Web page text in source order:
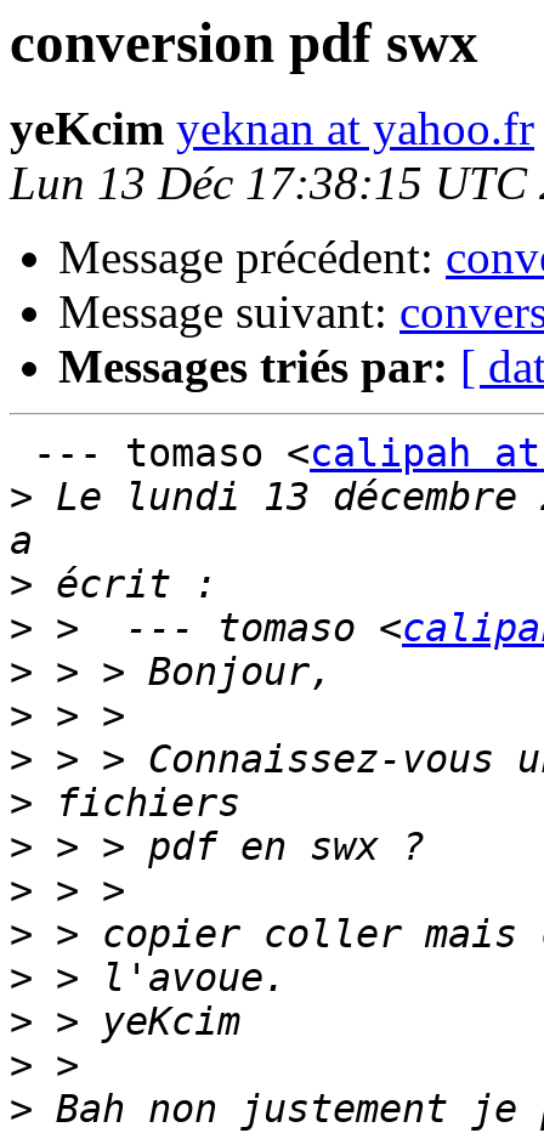
conversion pdf swx
yeKcim yeknan at yahoo.fr
Lun 13 Déc 17:38:15 UTC
Message précédent:
Message suivant:
Messages triés par: [
--- tomaso <calipah
> Le lundi 13 décembre
>
> >  --- tomaso <
>
>
>
>
>
>
>
>
>
>
> Bah non justement